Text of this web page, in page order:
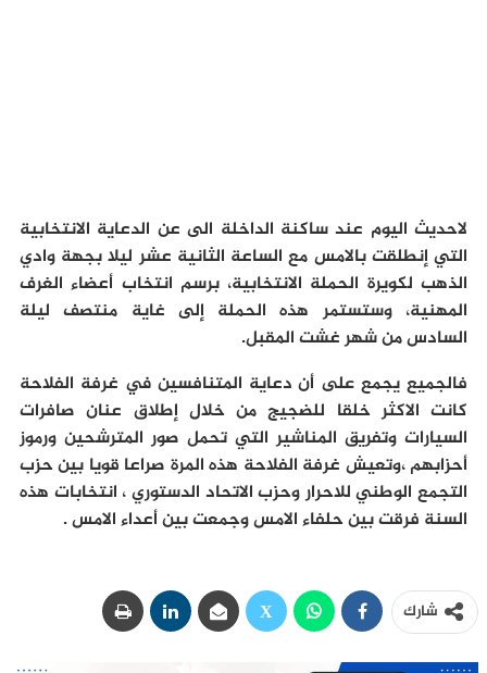
لاحديث اليوم عند ساكنة الداخلة الى عن الدعاية الانتخابية
التي إنطلقت بالامس مع الساعة الثانية عشر ليلا بجهة وادي
الذهب لكويرة الحملة الانتخابية، برسم انتخاب أعضاء الغرف
المهنية، وستستمر هذه الحملة إلى غاية منتصف ليلة
السادس من شهر غشت المقبل.
فالجميع يجمع على أن دعاية المتنافسين في غرفة الفلاحة
كانت الاكثر خلقا للضجيج من خلال إطلاق عنان صافرات
السيارات وتفريق المناشير التي تحمل صور المترشحين ورموز
أحزابهم ،وتعيش غرفة الفلاحة هذه المرة صراعا قويا بين حزب
التجمع الوطني للاحرار وحزب الاتحاد الدستوري ، انتخابات هذه
السنة فرقت بين حلفاء الامس وجمعت بين أعداء الامس .
شارك